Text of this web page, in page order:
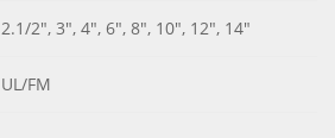
2.1/2", 3", 4", 6", 8", 10", 12", 14"
UL/FM